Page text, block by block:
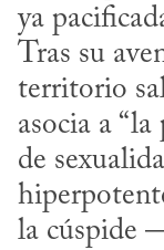
ya
Tras su
territorio
asocia a
de
la cúspide